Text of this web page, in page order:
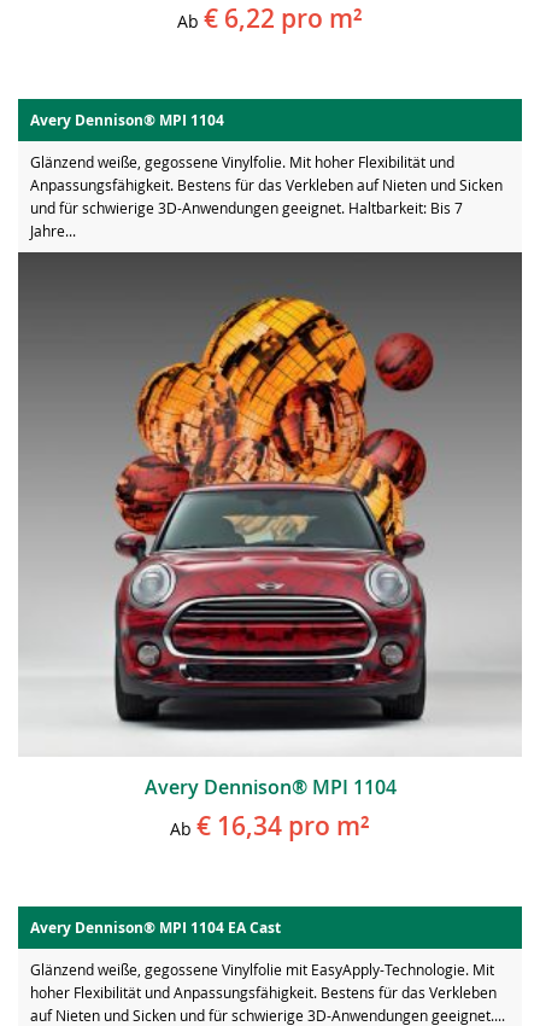
Ab € 6,22 pro m²
Avery Dennison® MPI 1104
Glänzend weiße, gegossene Vinylfolie. Mit hoher Flexibilität und
Anpassungsfähigkeit. Bestens für das Verkleben auf Nieten und Sicken
und für schwierige 3D-Anwendungen geeignet. Haltbarkeit: Bis 7
Jahre...
Avery Dennison® MPI 1104
Ab € 16,34 pro m²
Avery Dennison® MPI 1104 EA Cast
Glänzend weiße, gegossene Vinylfolie mit EasyApply-Technologie. Mit
hoher Flexibilität und Anpassungsfähigkeit. Bestens für das Verkleben
auf Nieten und Sicken und für schwierige 3D-Anwendungen geeignet....